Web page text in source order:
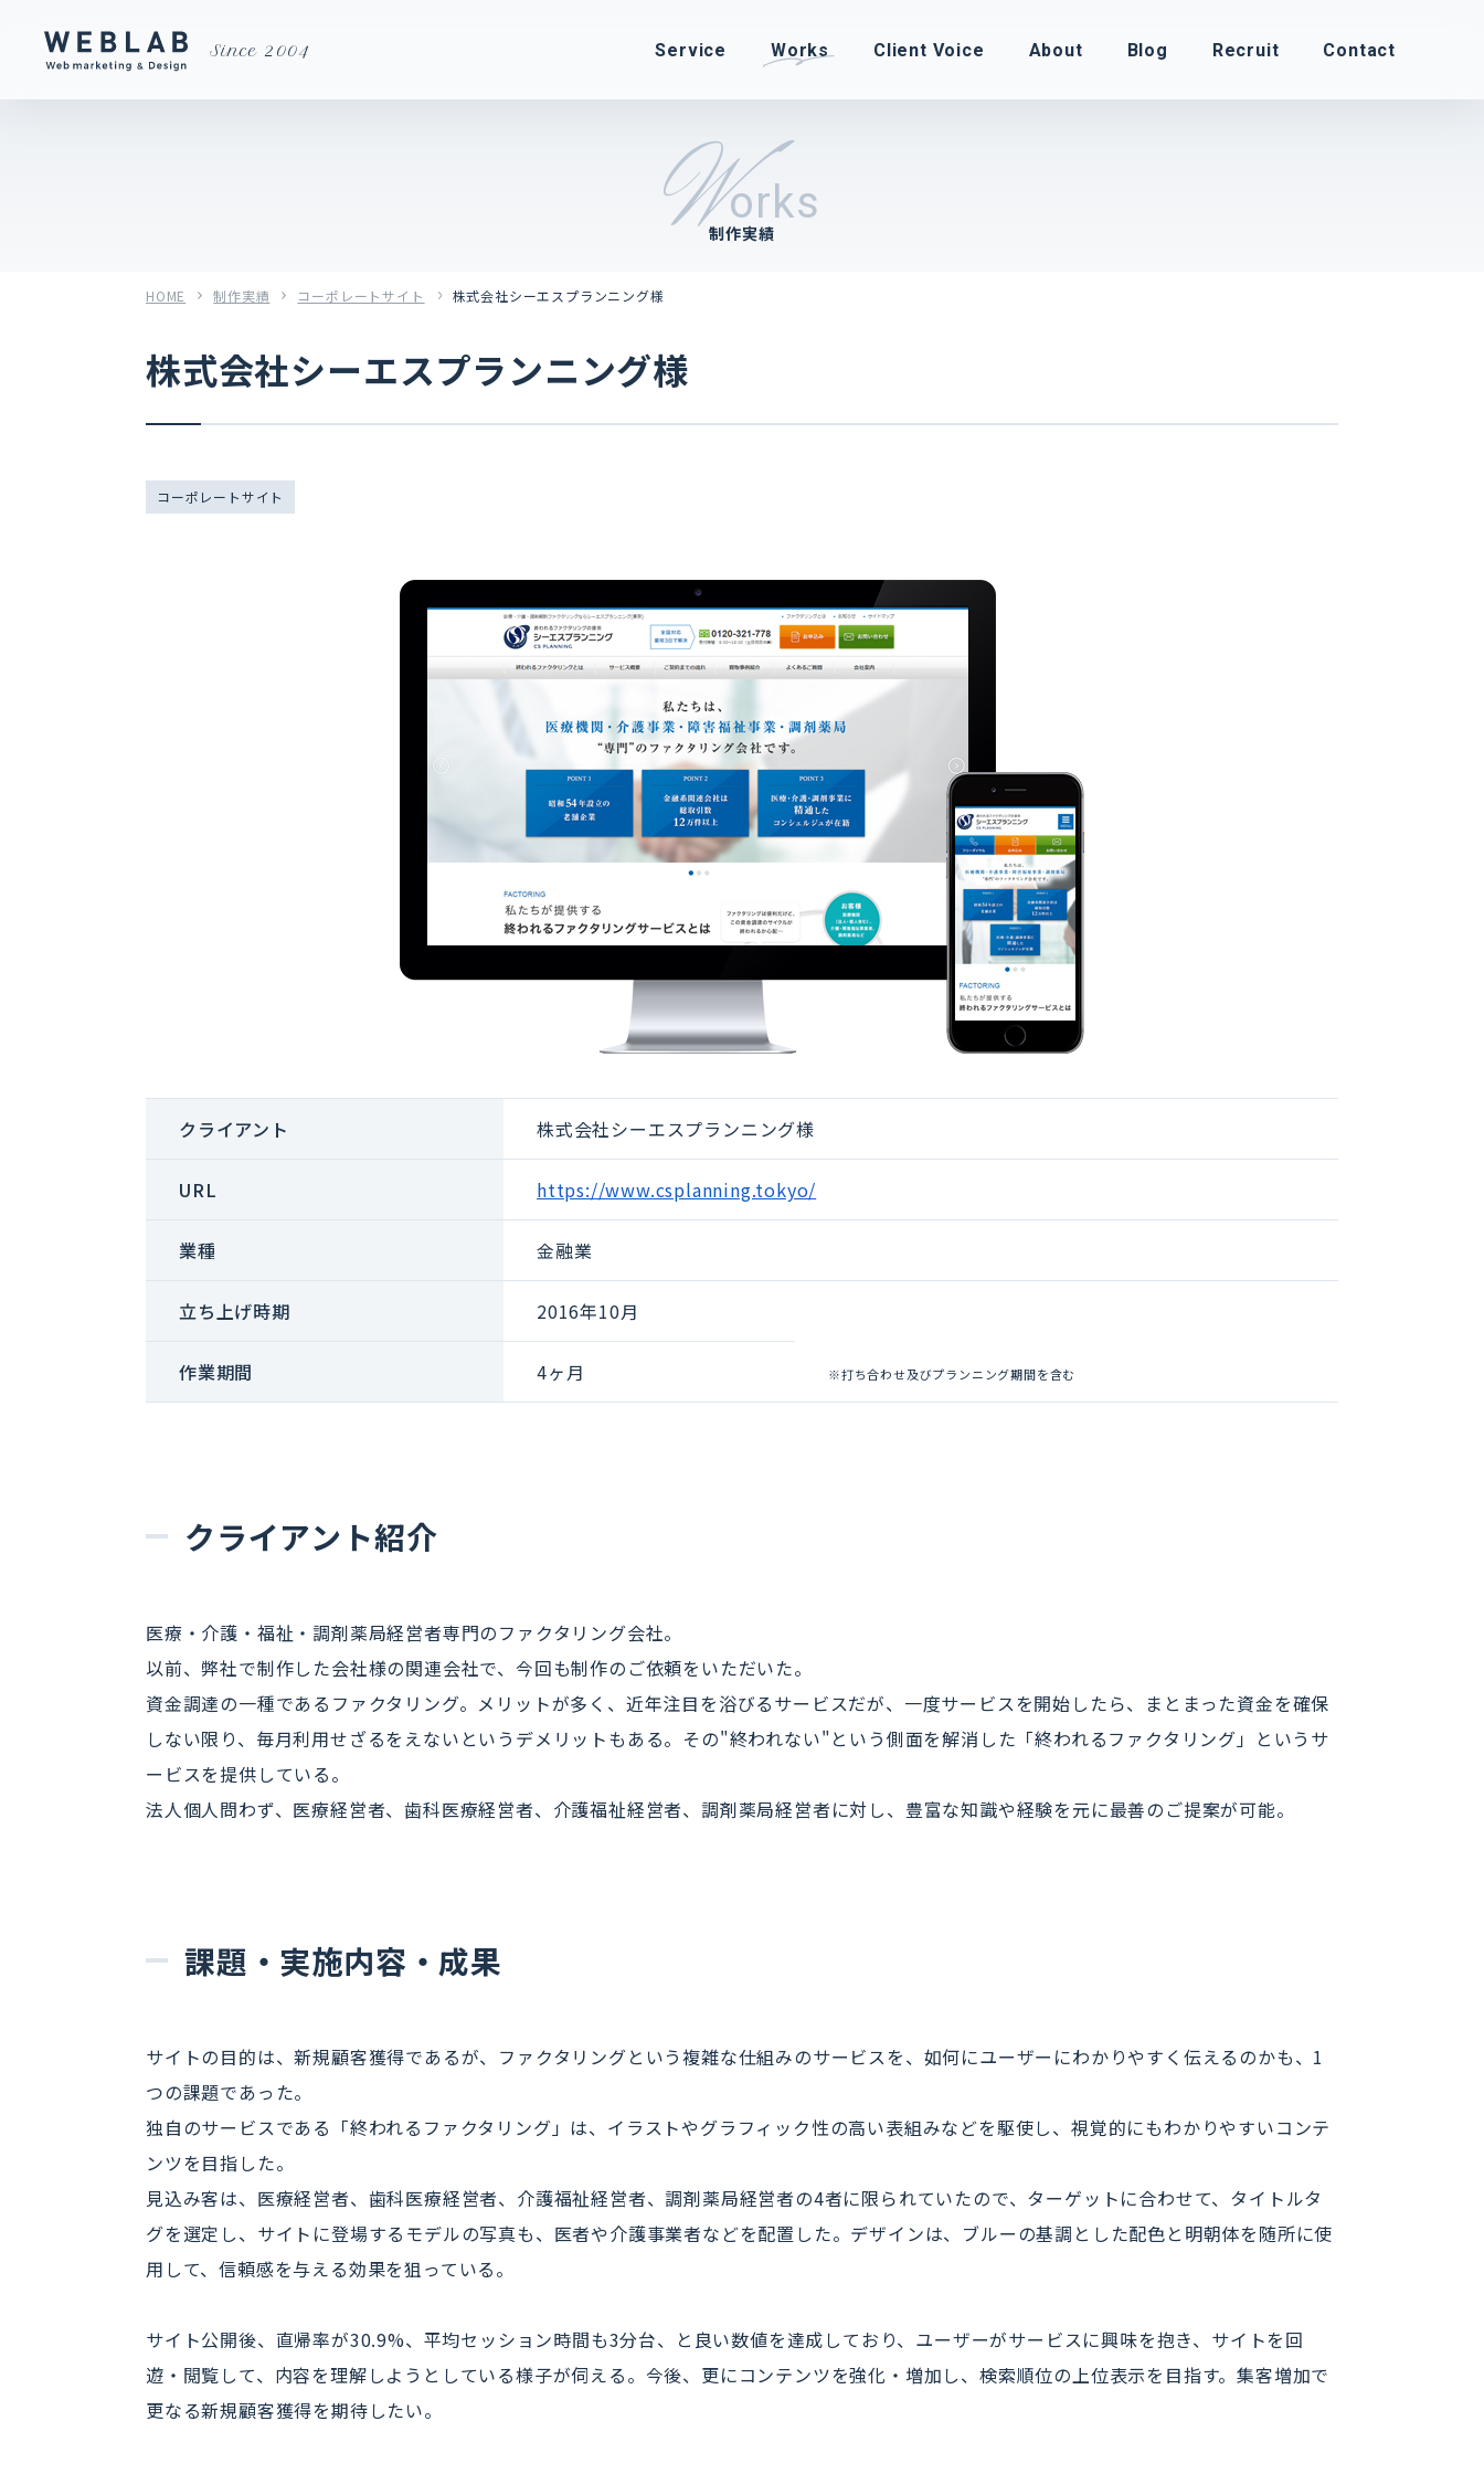
Since 2004 Service Works Client Voice About Blog Recruit Contact
Works
制作実績
HOME 制作実績 コーポレートサイト 株式会社シーエスプランニング様
株式会社シーエスプランニング様
コーポレートサイト
クライアント 株式会社シーエスプランニング様
URL https://www.csplanning.tokyo/
業種 金融業
立ち上げ時期 2016年10月
作業期間 4ヶ月 ※打ち合わせ及びプランニング期間を含む
クライアント紹介
医療・介護・福祉・調剤薬局経営者専門のファクタリング会社。
以前、弊社で制作した会社様の関連会社で、今回も制作のご依頼をいただいた。
資金調達の一種であるファクタリング。メリットが多く、近年注目を浴びるサービスだが、一度サービスを開始したら、まとまった資金を確保
しない限り、毎月利用せざるをえないというデメリットもある。その"終われない"という側面を解消した「終われるファクタリング」というサ
ービスを提供している。
法人個人問わず、医療経営者、歯科医療経営者、介護福祉経営者、調剤薬局経営者に対し、豊富な知識や経験を元に最善のご提案が可能。
課題・実施内容・成果
サイトの目的は、新規顧客獲得であるが、ファクタリングという複雑な仕組みのサービスを、如何にユーザーにわかりやすく伝えるのかも、1
つの課題であった。
独自のサービスである「終われるファクタリング」は、イラストやグラフィック性の高い表組みなどを駆使し、視覚的にもわかりやすいコンテ
ンツを目指した。
見込み客は、医療経営者、歯科医療経営者、介護福祉経営者、調剤薬局経営者の4者に限られていたので、ターゲットに合わせて、タイトルタ
グを選定し、サイトに登場するモデルの写真も、医者や介護事業者などを配置した。デザインは、ブルーの基調とした配色と明朝体を随所に使
用して、信頼感を与える効果を狙っている。
サイト公開後、直帰率が30.9%、平均セッション時間も3分台、と良い数値を達成しており、ユーザーがサービスに興味を抱き、サイトを回
遊・閲覧して、内容を理解しようとしている様子が伺える。今後、更にコンテンツを強化・増加し、検索順位の上位表示を目指す。集客増加で
更なる新規顧客獲得を期待したい。